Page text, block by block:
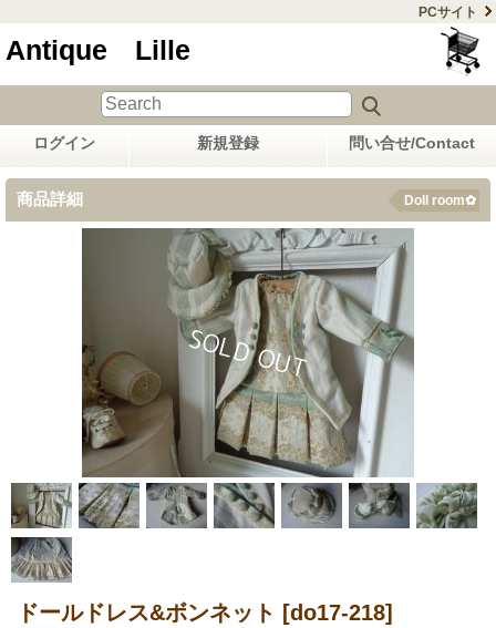
PCサイト
Antique Lille
ログイン 新規登録 問い合せ/Contact
商品詳細 Doll room✿
ドールドレス&ボンネット [do17-218]